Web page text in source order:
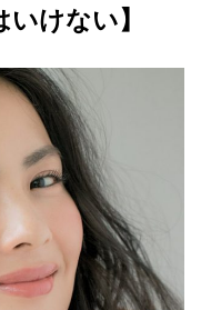
けない】